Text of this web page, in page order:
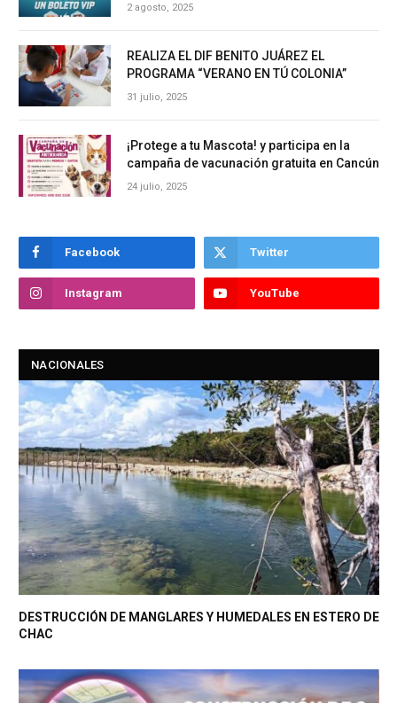
2 agosto, 2025
REALIZA EL DIF BENITO JUÁREZ EL
PROGRAMA “VERANO EN TÚ COLONIA”
31 julio, 2025
¡Protege a tu Mascota! y participa en la
campaña de vacunación gratuita en Cancún
24 julio, 2025
Facebook Twitter
Instagram YouTube
NACIONALES
DESTRUCCIÓN DE MANGLARES Y HUMEDALES EN ESTERO DE
CHAC